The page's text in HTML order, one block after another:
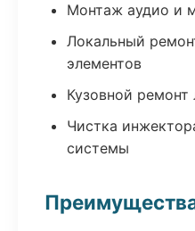
Монтаж аудио и
Локальный
элементов
Кузовной
Чистка
системы